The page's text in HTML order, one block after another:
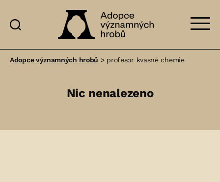
významných
Adopce významných hrobů > profesor kvasné chemie
Nic nenalezeno